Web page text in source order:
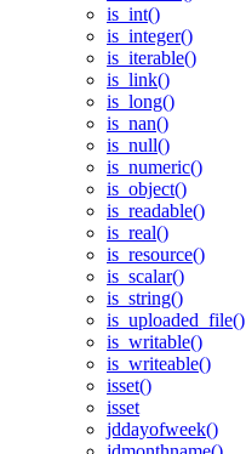
is_int()
is_integer()
is_iterable()
is_link()
is_long()
is_nan()
is_null()
is_numeric()
is_object()
is_readable()
is_real()
is_resource()
is_scalar()
is_string()
is_uploaded_file()
is_writable()
is_writeable()
isset()
isset
jddayofweek()